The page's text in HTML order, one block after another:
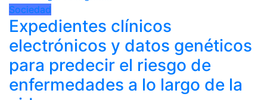
Sociedad
Expedientes clínicos
electrónicos y datos genéticos
para predecir el riesgo de
enfermedades a lo largo de la